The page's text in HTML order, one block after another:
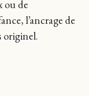
ou de
l’ancrage de
originel.